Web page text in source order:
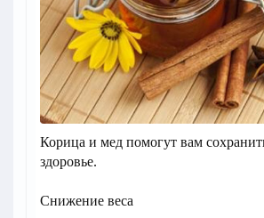
Корица и мед помогут вам
здоровье.
Снижение веса